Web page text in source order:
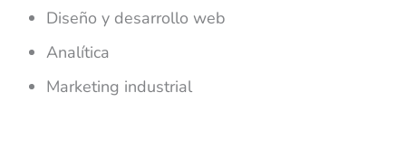
Diseño y desarrollo web
Analítica
Marketing industrial